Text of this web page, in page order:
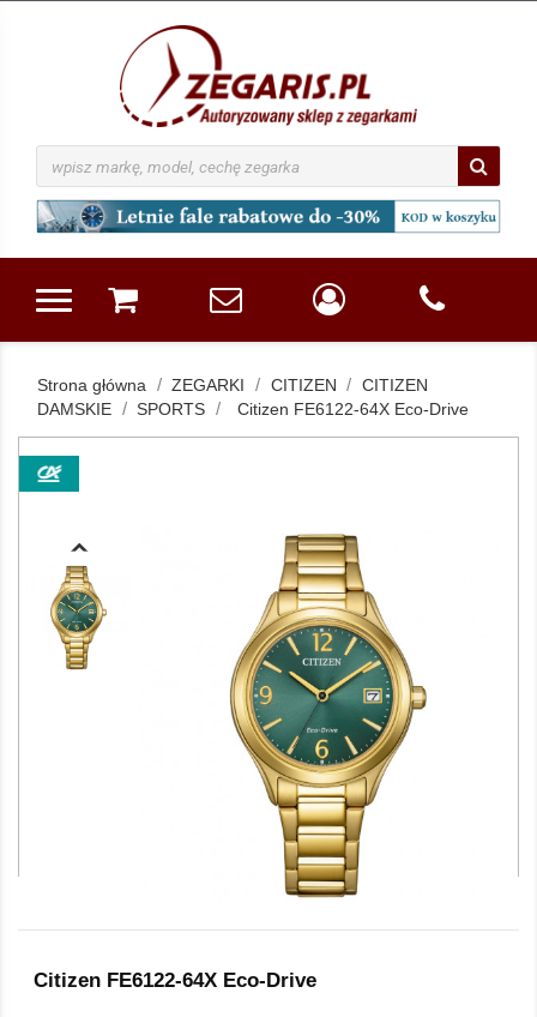
Strona główna ZEGARKI CITIZEN
CITIZEN
DAMSKIE
SPORTS Citizen FE6122-64X Eco-Drive
Citizen FE6122-64X Eco-Drive